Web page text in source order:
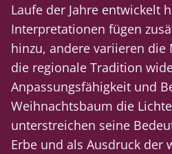
Laufe der Jahre entwickelt
Interpretationen fügen
hinzu, andere variieren
die regionale Tradition
Anpassungsfähigkeit und
Weihnachtsbaum die
unterstreichen seine
Erbe und als Ausdruck der